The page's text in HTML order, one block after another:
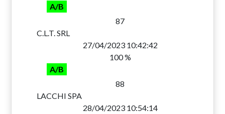
A/B
87
C.L.T. SRL
27/04/2023 10:42:42
100 %
A/B
88
LACCHI SPA
28/04/2023 10:54:14